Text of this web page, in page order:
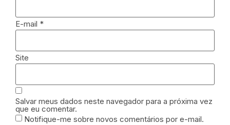
E-mail *
Site
Salvar meus dados neste navegador para a próxima vez
que eu comentar.
Notifique-me sobre novos comentários por e-mail.